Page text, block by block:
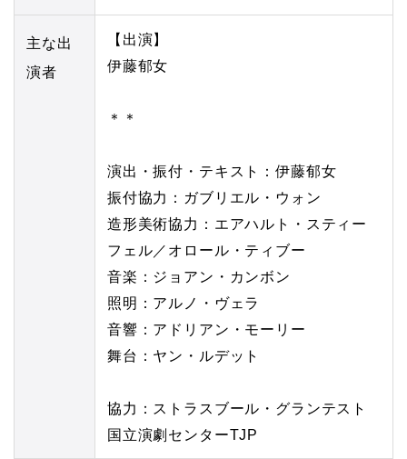
主な出
演者
【出演】
伊藤郁女
＊＊
演出・振付・テキスト：伊藤郁女
振付協力：ガブリエル・ウォン
造形美術協力：エアハルト・スティー
フェル／オロール・ティブー
音楽：ジョアン・カンボン
照明：アルノ・ヴェラ
音響：アドリアン・モーリー
舞台：ヤン・ルデット
協力：ストラスブール・グランテスト
国立演劇センターTJP